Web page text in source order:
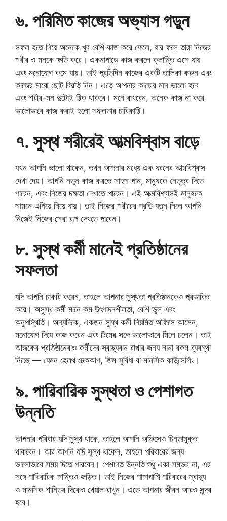
৬. পরিমিত কাজের অভ্যাস গড়ুন
সফল হতে গিয়ে অনেকে খুব বেশি কাজ করে ফেলে, যার ফলে তারা নিজের
শরীর ও মনকে ক্ষতি করে। একনাগাড়ে কাজ করলে ক্লান্তি এসে যায়
এবং মনোযোগ কমে যায়। তাই প্রতিদিন কাজের একটি তালিকা করুন এবং
কাজের মাঝে ছোট বিরতি নিন। এতে আপনার কাজের মান ভালো হবে
এবং শরীর-মন দুটোই ঠিক থাকবে। মনে রাখবেন, অনেক কাজ না করে
ভালোভাবে কাজ করাই হলো সফলতার চাবিকাঠি।
৭. সুস্থ শরীরেই আত্মবিশ্বাস বাড়ে
যখন আপনি ভালো থাকেন, তখন আপনার মধ্যে এক ধরনের আত্মবিশ্বাস
দেখা দেয়। আপনি নতুন কাজ করতে সাহস পান, মানুষকে নেতৃত্ব দিতে
পারেন, এবং নিজের দক্ষতা দেখাতে পারেন। এই আত্মবিশ্বাসই মানুষকে
সামনে এগিয়ে নিয়ে যায়। তাই নিজের শরীরের প্রতি যত্ন নিলে আপনি
নিজেই নিজের সেরা রূপ দেখতে পাবেন।
৮. সুস্থ কর্মী মানেই প্রতিষ্ঠানের
সফলতা
যদি আপনি চাকরি করেন, তাহলে আপনার সুস্থতা প্রতিষ্ঠানকেও প্রভাবিত
করে। অসুস্থ কর্মী মানে কম উৎপাদনশীলতা, বেশি ভুল এবং
অনুপস্থিতি। অন্যদিকে, একজন সুস্থ কর্মী নিয়মিত অফিসে আসেন,
মনোযোগ দিয়ে কাজ করেন এবং টিমের সঙ্গে ভালোভাবে মিলে চলেন। তাই
আজকের প্রতিষ্ঠানেরাও কর্মীদের স্বাস্থ্যবান রাখার জন্য নানা রকম ব্যবস্থা
নিচ্ছে — যেমন হেলথ চেকআপ, জিম সুবিধা বা মানসিক কাউন্সেলিং।
৯. পারিবারিক সুস্থতা ও পেশাগত
উন্নতি
আপনার পরিবার যদি সুস্থ থাকে, তাহলে আপনি অফিসেও চিন্তামুক্ত
থাকবেন। আর আপনি যদি সুস্থ থাকেন, তাহলে পরিবারের জন্য
ভালোভাবে সময় দিতে পারবেন। পেশাগত উন্নতি শুধু একা সম্ভব না, এর
সঙ্গে পারিবারিক শান্তিও জড়িত। তাই নিজের পাশাপাশি পরিবারের স্বাস্থ্য
ও মানসিক শান্তির দিকেও খেয়াল রাখুন। এতে আপনার জীবন আরও সুন্দর
হবে।